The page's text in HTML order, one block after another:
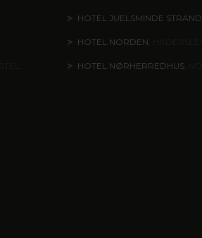
HOTEL JUELSMINDE STRAND
HOTEL NORDEN
HOTEL NØRHERREDHUS